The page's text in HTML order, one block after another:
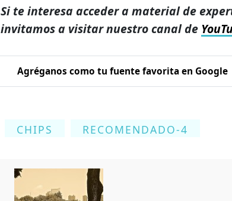
Si te interesa acceder a material de
invitamos a visitar nuestro canal de
Agréganos como tu fuente favorita en Google
CHIPS RECOMENDADO-4